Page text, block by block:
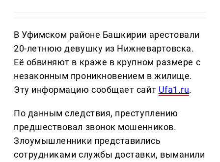
В Уфимском районе Башкирии арестовали
20-летнюю девушку из Нижневартовска.
Её обвиняют в краже в крупном размере с
незаконным проникновением в жилище.
Эту информацию сообщает сайт Ufa1.ru.
По данным следствия, преступлению
предшествовал звонок мошенников.
Злоумышленники представились
сотрудниками службы доставки, выманили